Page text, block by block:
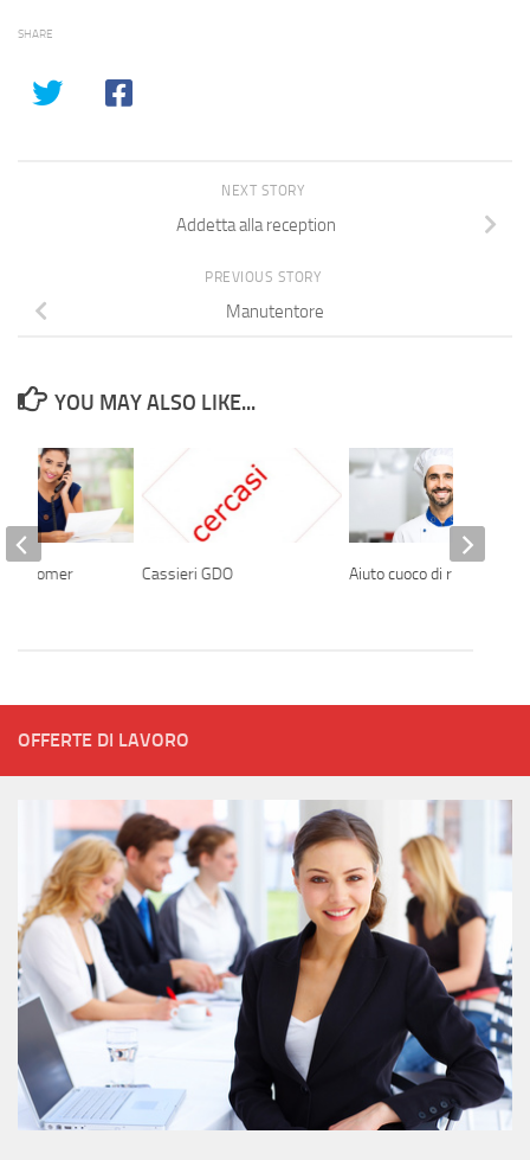
SHARE
NEXT STORY
Addetta alla reception
PREVIOUS STORY
Manutentore
YOU MAY ALSO LIKE...
Cassieri GDO Aiuto cuoco di ristorante
customer
OFFERTE DI LAVORO